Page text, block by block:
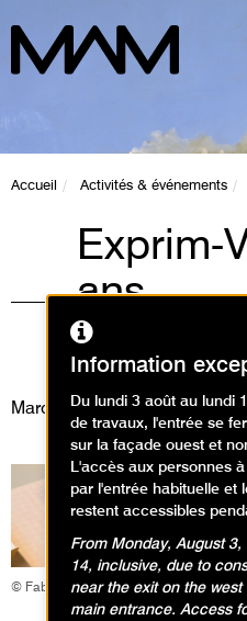
Accueil Activités & événements
Exprim-
ans
Ateliers,
plastiques
Mardi 23 décembre 2025
© Fabrice Gaboriau
Information
Du lundi 3 août au lundi
de travaux, l'entrée se
sur la façade ouest et
L'accès aux personnes
par l'entrée habituelle et
restent accessibles
From Monday, August
14, inclusive, due to
near the exit on the
main entrance. Access